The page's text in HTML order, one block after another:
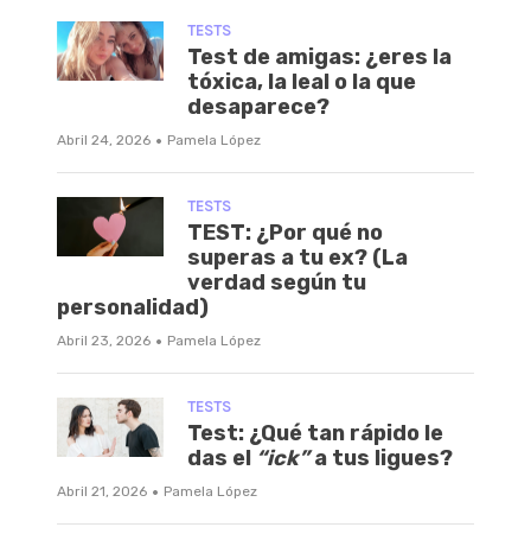
TESTS
Test de amigas: ¿eres la
tóxica, la leal o la que
desaparece?
Abril 24, 2026 · Pamela López
TESTS
TEST: ¿Por qué no
superas a tu ex? (La
verdad según tu
personalidad)
Abril 23, 2026 · Pamela López
TESTS
Test: ¿Qué tan rápido le
das el “ick”a tus ligues?
Abril 21, 2026 · Pamela López